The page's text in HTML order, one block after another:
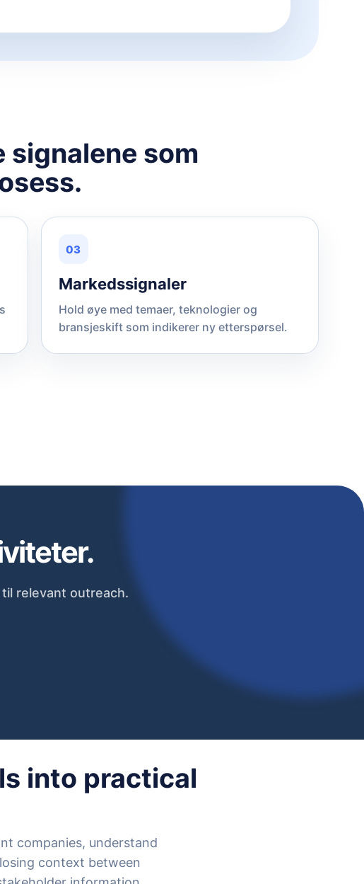
som
03
Markedssignaler
Hold øye med temaer, teknologier og
bransjeskift som indikerer ny etterspørsel.
relevant outreach.
into practical
companies, understand
context between